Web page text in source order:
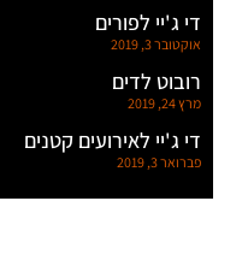
די ג'יי לפורים
אוקטובר 3, 2019
רובוט לדים
מרץ 24, 2019
די ג'יי לאירועים קטנים
פברואר 3, 2019